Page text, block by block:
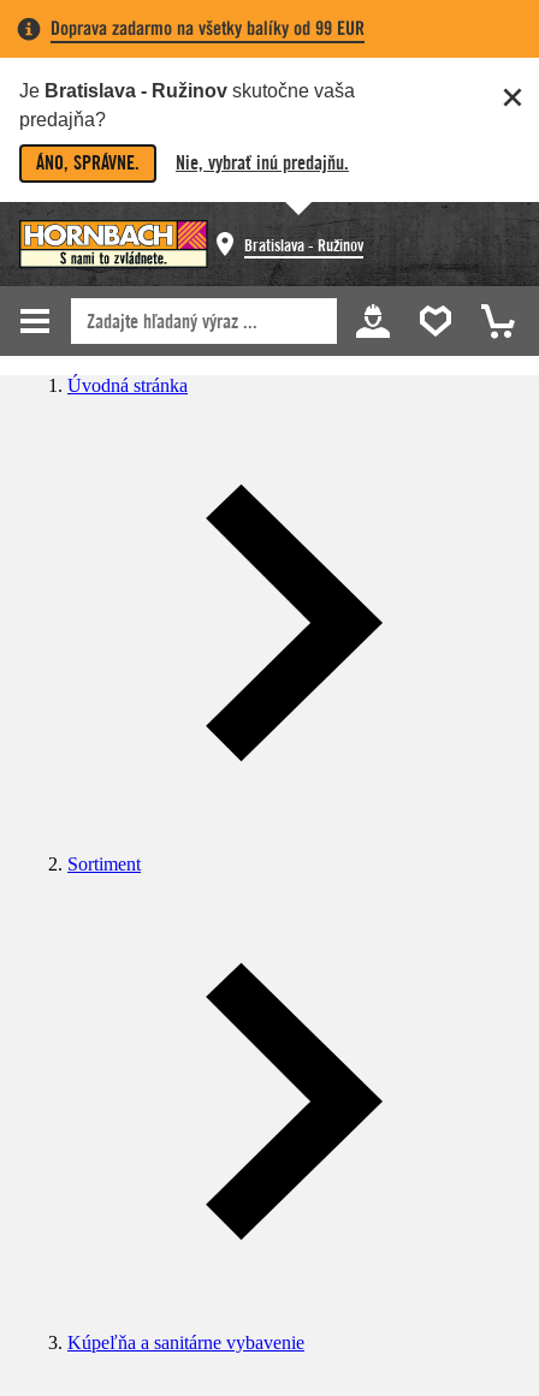
Doprava zadarmo na všetky balíky od 99 EUR
Je Bratislava - Ružinov skutočne vaša
predajňa?
ÁNO, SPRÁVNE. Nie, vybrať inú predajňu.
Bratislava - Ružinov
Úvodná stránka
Sortiment
Kúpeľňa a sanitárne vybavenie